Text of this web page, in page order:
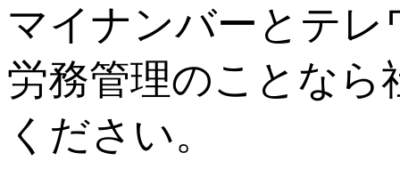
マイナンバーとテ
労務管理のことなら
ください。